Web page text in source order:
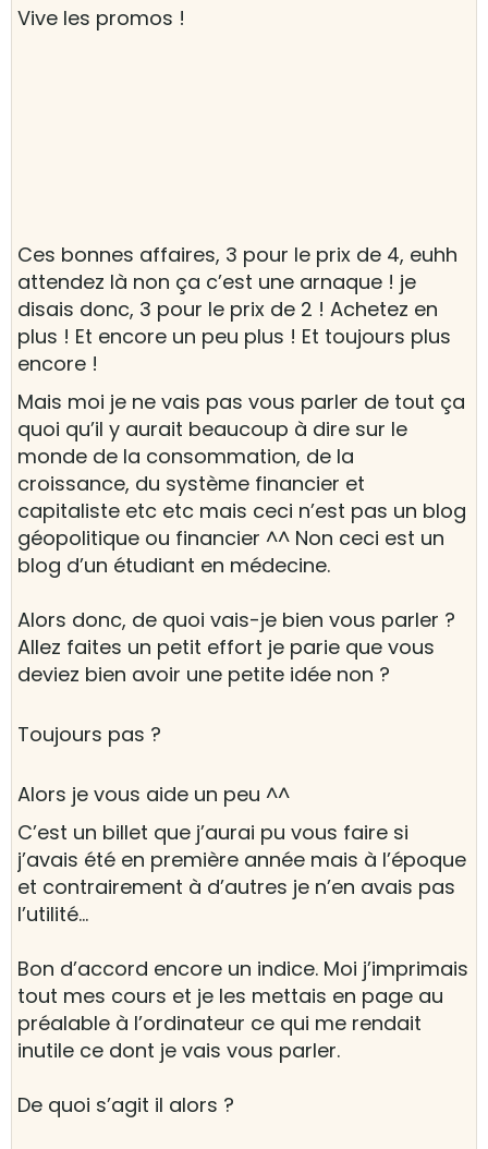
Vive les promos !
Ces bonnes affaires, 3 pour le prix de 4, euhh
attendez là non ça c’est une arnaque ! je
disais donc, 3 pour le prix de 2 ! Achetez en
plus ! Et encore un peu plus ! Et toujours plus
encore !
Mais moi je ne vais pas vous parler de tout ça
quoi qu’il y aurait beaucoup à dire sur le
monde de la consommation, de la
croissance, du système financier et
capitaliste etc etc mais ceci n’est pas un blog
géopolitique ou financier ^^ Non ceci est un
blog d’un étudiant en médecine.
Alors donc, de quoi vais-je bien vous parler ?
Allez faites un petit effort je parie que vous
deviez bien avoir une petite idée non ?
Toujours pas ?
Alors je vous aide un peu ^^
C’est un billet que j’aurai pu vous faire si
j’avais été en première année mais à l’époque
et contrairement à d’autres je n’en avais pas
l’utilité…
Bon d’accord encore un indice. Moi j’imprimais
tout mes cours et je les mettais en page au
préalable à l’ordinateur ce qui me rendait
inutile ce dont je vais vous parler.
De quoi s’agit il alors ?